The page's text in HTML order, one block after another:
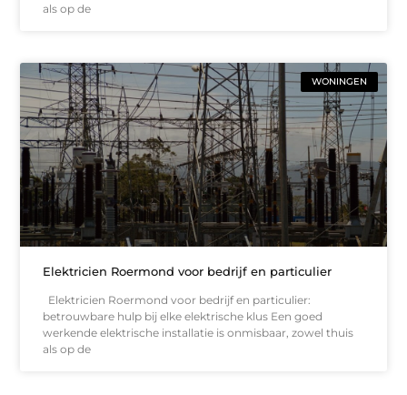
als op de
WONINGEN
Elektricien Roermond voor bedrijf en particulier
Elektricien Roermond voor bedrijf en particulier:
betrouwbare hulp bij elke elektrische klus Een goed
werkende elektrische installatie is onmisbaar, zowel thuis
als op de